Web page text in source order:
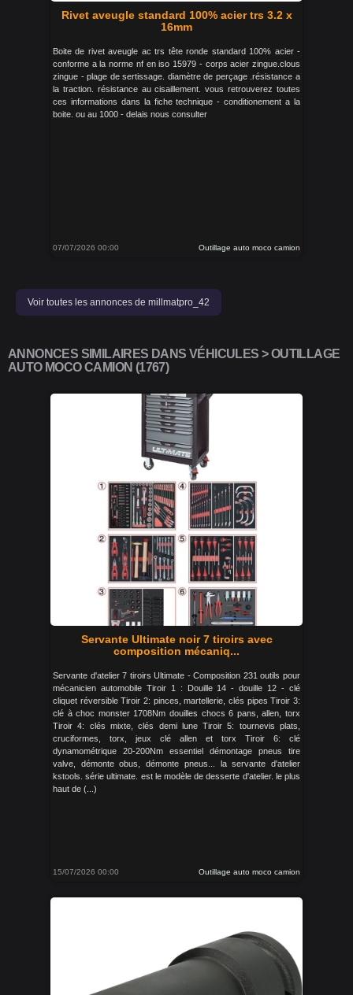
Rivet aveugle standard 100% acier trs 3.2 x
16mm
Boite de rivet aveugle ac trs tête ronde standard 100% acier -
conforme a la norme nf en iso 15979 - corps acier zingue.clous
zingue - plage de sertissage. diamètre de perçage .résistance a
la traction. résistance au cisaillement. vous retrouverez toutes
ces informations dans la fiche technique - conditionement a la
boite. ou au 1000 - delais nous consulter
07/07/2026 00:00 Outillage auto moco camion
Voir toutes les annonces de millmatpro_42
ANNONCES SIMILAIRES DANS VÉHICULES > OUTILLAGE
AUTO MOCO CAMION (1767)
Servante Ultimate noir 7 tiroirs avec
composition mécaniq...
Servante d'atelier 7 tiroirs Ultimate - Composition 231 outils pour
mécanicien automobile Tiroir 1 : Douille 14 - douille 12 - clé
cliquet réversible Tiroir 2: pinces, martellerie, clés pipes Tiroir 3:
clé à choc monster 1708Nm douilles chocs 6 pans, allen, torx
Tiroir 4: clés mixte, clés demi lune Tiroir 5: tournevis plats,
cruciformes, torx, jeux clé allen et torx Tiroir 6: clé
dynamométrique 20-200Nm essentiel démontage pneus tire
valve, démonte obus, démonte pneus... la servante d'atelier
kstools. série ultimate. est le modèle de desserte d'atelier. le plus
haut de (...)
15/07/2026 00:00 Outillage auto moco camion